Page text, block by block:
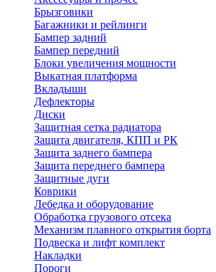
Брызговики
Багажники и рейлинги
Бампер задний
Бампер передний
Блоки увеличения мощности
Выкатная платформа
Вкладыши
Дефлекторы
Диски
Защитная сетка радиатора
Защита двигателя, КПП и РК
Защита заднего бампера
Защита переднего бампера
Защитные дуги
Коврики
Лебедка и оборудование
Обработка грузового отсека
Механизм плавного открытия борта
Подвеска и лифт комплект
Накладки
Пороги